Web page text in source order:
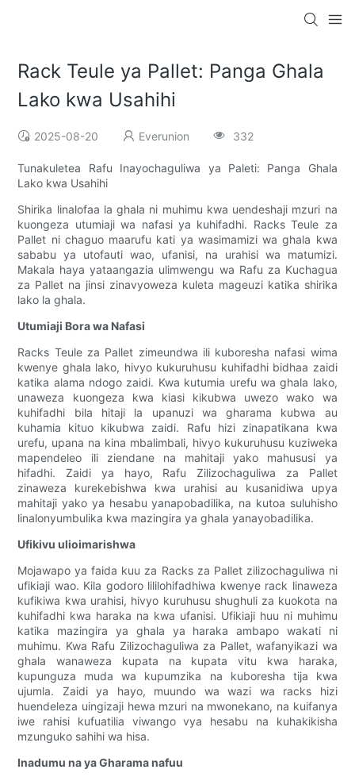
Rack Teule ya Pallet: Panga Ghala
Lako kwa Usahihi
2025-08-20 Everunion 332
Tunakuletea Rafu Inayochaguliwa ya Paleti: Panga Ghala
Lako kwa Usahihi
Shirika linalofaa la ghala ni muhimu kwa uendeshaji mzuri na
kuongeza utumiaji wa nafasi ya kuhifadhi. Racks Teule za
Pallet ni chaguo maarufu kati ya wasimamizi wa ghala kwa
sababu ya utofauti wao, ufanisi, na urahisi wa matumizi.
Makala haya yataangazia ulimwengu wa Rafu za Kuchagua
za Pallet na jinsi zinavyoweza kuleta mageuzi katika shirika
lako la ghala.
Utumiaji Bora wa Nafasi
Racks Teule za Pallet zimeundwa ili kuboresha nafasi wima
kwenye ghala lako, hivyo kukuruhusu kuhifadhi bidhaa zaidi
katika alama ndogo zaidi. Kwa kutumia urefu wa ghala lako,
unaweza kuongeza kwa kiasi kikubwa uwezo wako wa
kuhifadhi bila hitaji la upanuzi wa gharama kubwa au
kuhamia kituo kikubwa zaidi. Rafu hizi zinapatikana kwa
urefu, upana na kina mbalimbali, hivyo kukuruhusu kuziweka
mapendeleo ili ziendane na mahitaji yako mahususi ya
hifadhi. Zaidi ya hayo, Rafu Zilizochaguliwa za Pallet
zinaweza kurekebishwa kwa urahisi au kusanidiwa upya
mahitaji yako ya hesabu yanapobadilika, na kutoa suluhisho
linalonyumbulika kwa mazingira ya ghala yanayobadilika.
Ufikivu ulioimarishwa
Mojawapo ya faida kuu za Racks za Pallet zilizochaguliwa ni
ufikiaji wao. Kila godoro lililohifadhiwa kwenye rack linaweza
kufikiwa kwa urahisi, hivyo kuruhusu shughuli za kuokota na
kuhifadhi kwa haraka na kwa ufanisi. Ufikiaji huu ni muhimu
katika mazingira ya ghala ya haraka ambapo wakati ni
muhimu. Kwa Rafu Zilizochaguliwa za Pallet, wafanyikazi wa
ghala wanaweza kupata na kupata vitu kwa haraka,
kupunguza muda wa kupumzika na kuboresha tija kwa
ujumla. Zaidi ya hayo, muundo wa wazi wa racks hizi
huendeleza uingizaji hewa mzuri na mwonekano, na kuifanya
iwe rahisi kufuatilia viwango vya hesabu na kuhakikisha
mzunguko sahihi wa hisa.
Inadumu na ya Gharama nafuu